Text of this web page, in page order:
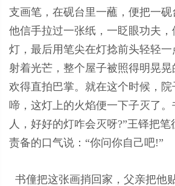
支画笔，在砚台里一蘸，便把一砚
他信手拉过一张纸，一眨眼功夫
灯，最后用笔尖在灯捻前头轻轻
射着光芒，整个屋子被照得明晃
欢得直拍巴掌。就在这个时候，
啼，这灯上的火焰便一下子灭了。
人，好好的灯咋会灭呀?”王铎把
责备的口气说：“你问你自己吧!”
书僮把这张画捎回家，父亲把他